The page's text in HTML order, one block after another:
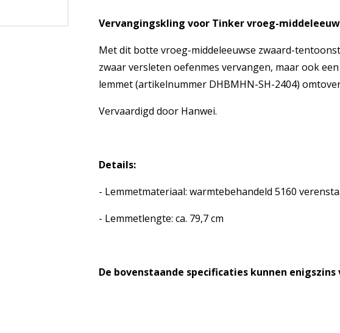
Vervangingskling voor Tinker vroeg-
Met dit botte vroeg-middeleeuwse zwaard-
zwaar versleten oefenmes vervangen, maar ook
lemmet (artikelnummer DHBMHN-SH-2404)
Vervaardigd door Hanwei.
Details:
- Lemmetmateriaal: warmtebehandeld 5160
- Lemmetlengte: ca. 79,7 cm
De bovenstaande specificaties kunnen